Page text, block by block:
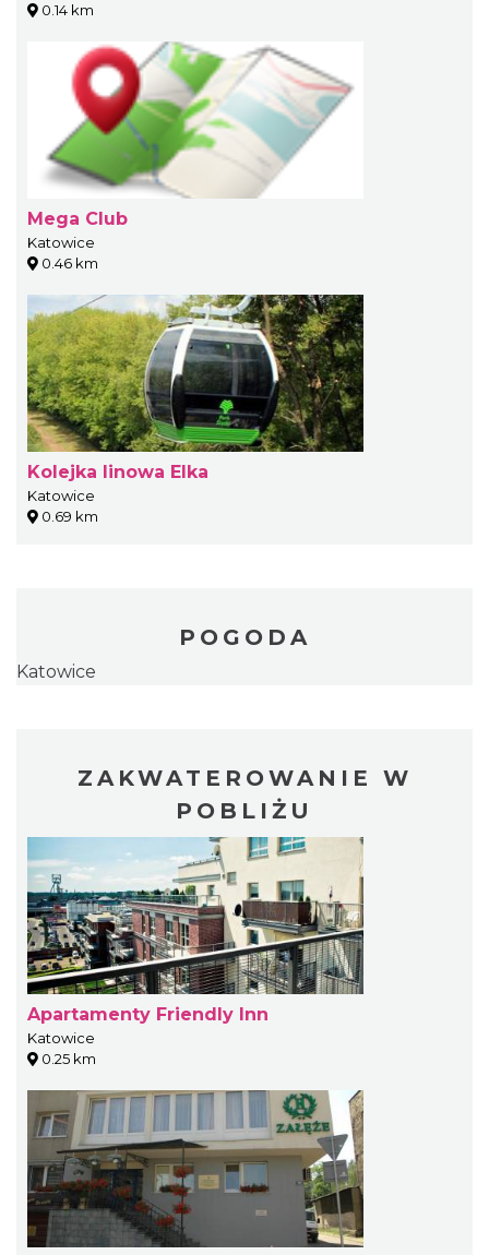
0.14 km
Mega Club
Katowice
0.46 km
Kolejka linowa Elka
Katowice
0.69 km
POGODA
Katowice
ZAKWATEROWANIE W
POBLIŻU
Apartamenty Friendly Inn
Katowice
0.25 km